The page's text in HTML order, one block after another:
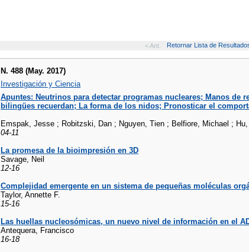
< Ant. Retornar Lista de
N. 488 (May. 2017)
Investigación y Ciencia
Apuntes: Neutrinos para detectar programas nucleares; Manos de
bilingües recuerdan; La forma de los nidos; Pronosticar el
Emspak, Jesse ; Robitzski, Dan ; Nguyen, Tien ; Belfiore, Michael ;
04-11
La promesa de la bioimpresión en 3D
Savage, Neil
12-16
Complejidad emergente en un sistema de pequeñas moléculas
Taylor, Annette F.
15-16
Las huellas nucleosómicas, un nuevo nivel de información en el
Antequera, Francisco
16-18